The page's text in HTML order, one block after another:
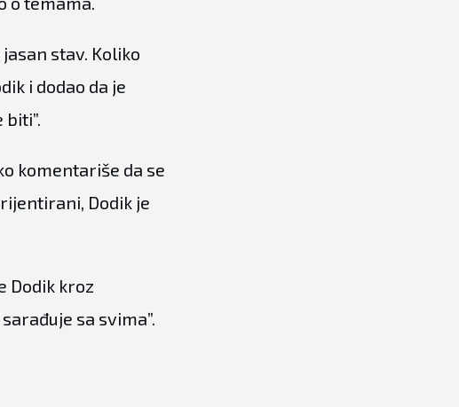
stav. Koliko
i dodao da je
komentariše da se
Dodik je
Dodik kroz
sa svima”.